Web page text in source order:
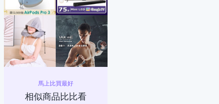
馬上比買最好
相似商品比比看